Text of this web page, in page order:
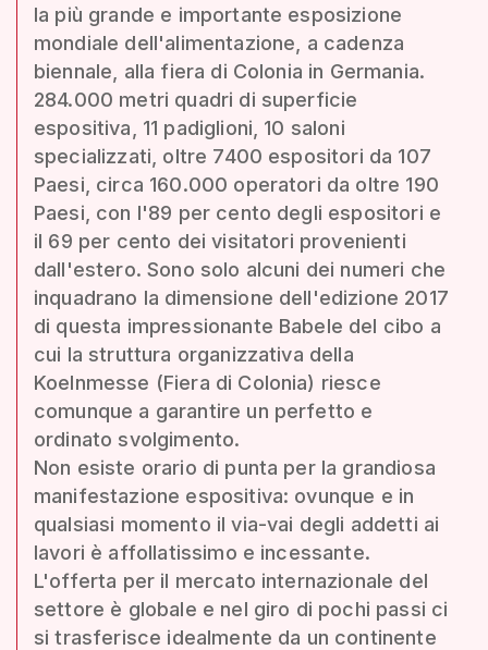
la più grande e importante esposizione
mondiale dell'alimentazione, a cadenza
biennale, alla fiera di Colonia in Germania.
284.000 metri quadri di superficie
espositiva, 11 padiglioni, 10 saloni
specializzati, oltre 7400 espositori da 107
Paesi, circa 160.000 operatori da oltre 190
Paesi, con l'89 per cento degli espositori e
il 69 per cento dei visitatori provenienti
dall'estero. Sono solo alcuni dei numeri che
inquadrano la dimensione dell'edizione 2017
di questa impressionante Babele del cibo a
cui la struttura organizzativa della
Koelnmesse (Fiera di Colonia) riesce
comunque a garantire un perfetto e
ordinato svolgimento.
Non esiste orario di punta per la grandiosa
manifestazione espositiva: ovunque e in
qualsiasi momento il via-vai degli addetti ai
lavori è affollatissimo e incessante.
L'offerta per il mercato internazionale del
settore è globale e nel giro di pochi passi ci
si trasferisce idealmente da un continente